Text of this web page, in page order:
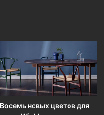
Восемь новых цветов для